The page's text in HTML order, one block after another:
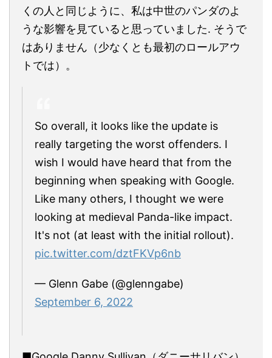
くの人と同じように、私は中世のパンダのよ
うな影響を見ていると思っていました. そうで
はありません（少なくとも最初のロールアウ
トでは）。
So overall, it looks like the update is
really targeting the worst offenders. I
wish I would have heard that from the
beginning when speaking with Google.
Like many others, I thought we were
looking at medieval Panda-like impact.
It's not (at least with the initial rollout).
pic.twitter.com/dztFKVp6nb
— Glenn Gabe (@glenngabe)
September 6, 2022